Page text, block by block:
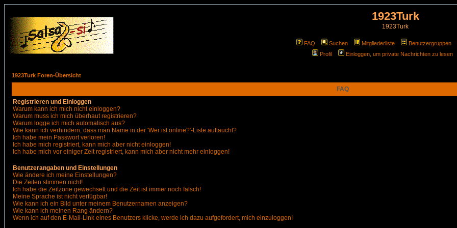
1923Turk
1923Turk
FAQ Suchen Mitgliederliste Benutzergruppen
Profil
Einloggen, um private Nachrichten zu lesen
1923Turk Foren-Übersicht
FAQ
Registrieren und Einloggen
Warum kann ich mich nicht einloggen?
Warum muss ich mich überhaut registrieren?
Warum logge ich mich automatisch aus?
Wie kann ich verhindern, dass man Name in der 'Wer ist online?'-Liste auftaucht?
Ich habe mein Passwort verloren!
Ich habe mich registriert, kann mich aber nicht einloggen!
Ich habe mich vor einiger Zeit registriert, kann mich aber nicht mehr einloggen!
Benutzerangaben und Einstellungen
Wie ändere ich meine Einstellungen?
Die Zeiten stimmen nicht!
Ich habe die Zeitzone gewechselt und die Zeit ist immer noch falsch!
Meine Sprache ist nicht verfügbar!
Wie kann ich ein Bild unter meinem Benutzernamen anzeigen?
Wie kann ich meinen Rang ändern?
Wenn ich auf den E-Mail-Link eines Benutzers klicke, werde ich dazu aufgefordert, mich einzuloggen!